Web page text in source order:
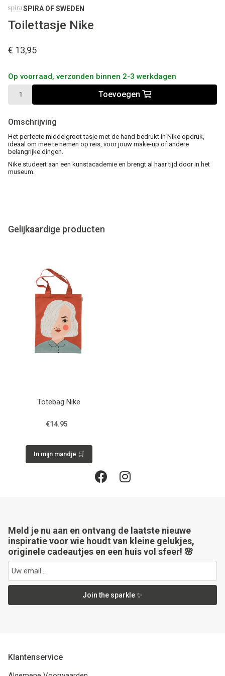
SPIRA OF SWEDEN
Toilettasje Nike
€ 13,95
Op voorraad, verzonden binnen 2-3 werkdagen
Toevoegen
Omschrijving
Het perfecte middelgroot tasje met de hand bedrukt in Nike opdruk,
ideaal om mee te nemen op reis, voor jouw make-up of andere
belangrijke dingen.
Nike studeert aan een kunstacademie en brengt al haar tijd door in het
museum.
Gelijkaardige producten
Totebag Nike
€14.95
In mijn mandje 🛒
Meld je nu aan en ontvang de laatste nieuwe
inspiratie voor wie houdt van kleine gelukjes,
originele cadeautjes en een huis vol sfeer! 🌸
Join the sparkle ✨
Klantenservice